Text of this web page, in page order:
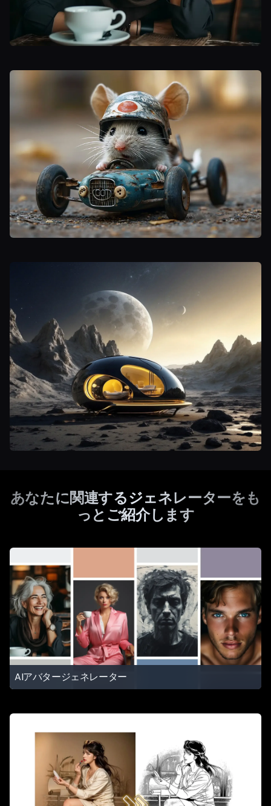
あなたに関連するジェネレーターをも
っとご紹介します
AIアバタージェネレーター